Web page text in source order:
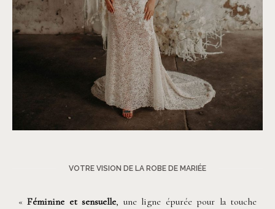
VOTRE VISION DE LA ROBE DE MARIÉE
«Féminine et sensuelle, une ligne épurée pour la touche